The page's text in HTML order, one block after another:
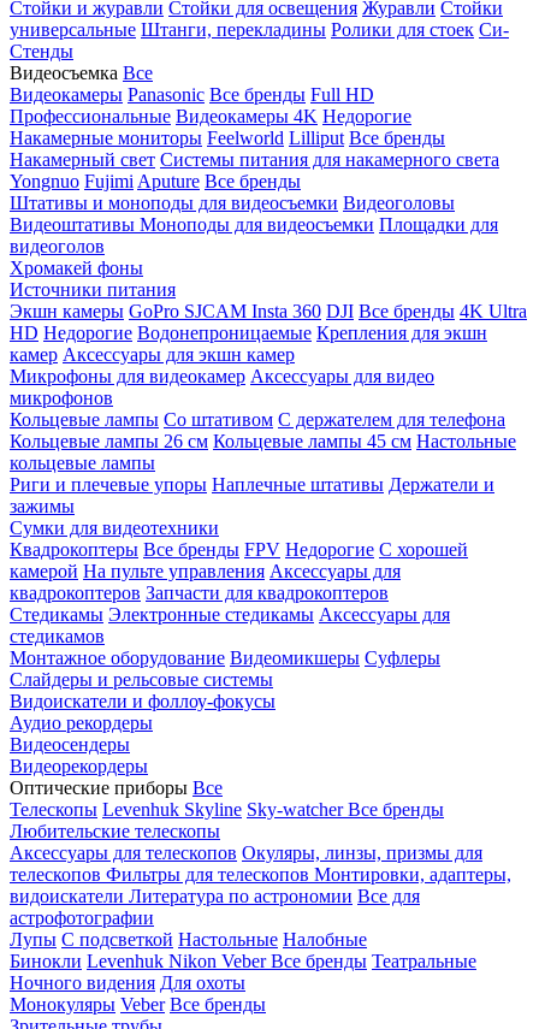
Стойки и журавли Стойки для освещения Журавли Стойки
универсальные Штанги, перекладины Ролики для стоек Си-
Стенды
Видеосъемка Все
Видеокамеры Panasonic Все бренды Full HD
Профессиональные Видеокамеры 4K Недорогие
Накамерные мониторы Feelworld Lilliput Все бренды
Накамерный свет Системы питания для накамерного света
Yongnuo Fujimi Aputure Все бренды
Штативы и моноподы для видеосъемки Видеоголовы
Видеоштативы Моноподы для видеосъемки Площадки для
видеоголов
Хромакей фоны
Источники питания
Экшн камеры GoPro SJCAM Insta 360 DJI Все бренды 4K Ultra
HD Недорогие Водонепроницаемые Крепления для экшн
камер Аксессуары для экшн камер
Микрофоны для видеокамер Аксессуары для видео
микрофонов
Кольцевые лампы Со штативом C держателем для телефона
Кольцевые лампы 26 см Кольцевые лампы 45 см Настольные
кольцевые лампы
Риги и плечевые упоры Наплечные штативы Держатели и
зажимы
Сумки для видеотехники
Квадрокоптеры Все бренды FPV Недорогие С хорошей
камерой На пульте управления Аксессуары для
квадрокоптеров Запчасти для квадрокоптеров
Стедикамы Электронные стедикамы Аксессуары для
стедикамов
Монтажное оборудование Видеомикшеры Суфлеры
Слайдеры и рельсовые системы
Видоискатели и фоллоу-фокусы
Аудио рекордеры
Видеосендеры
Видеорекордеры
Оптические приборы Все
Телескопы Levenhuk Skyline Sky-watcherВсе бренды
Любительские телескопы
Аксессуары для телескопов Окуляры, линзы, призмы для
телескопов Фильтры для телескопов Монтировки, адаптеры,
видоискатели Литература по астрономии Все для
астрофотографии
Лупы С подсветкой Настольные Налобные
Бинокли Levenhuk Nikon VeberВсе бренды Театральные
Ночного видения Для охоты
Монокуляры Veber Все бренды